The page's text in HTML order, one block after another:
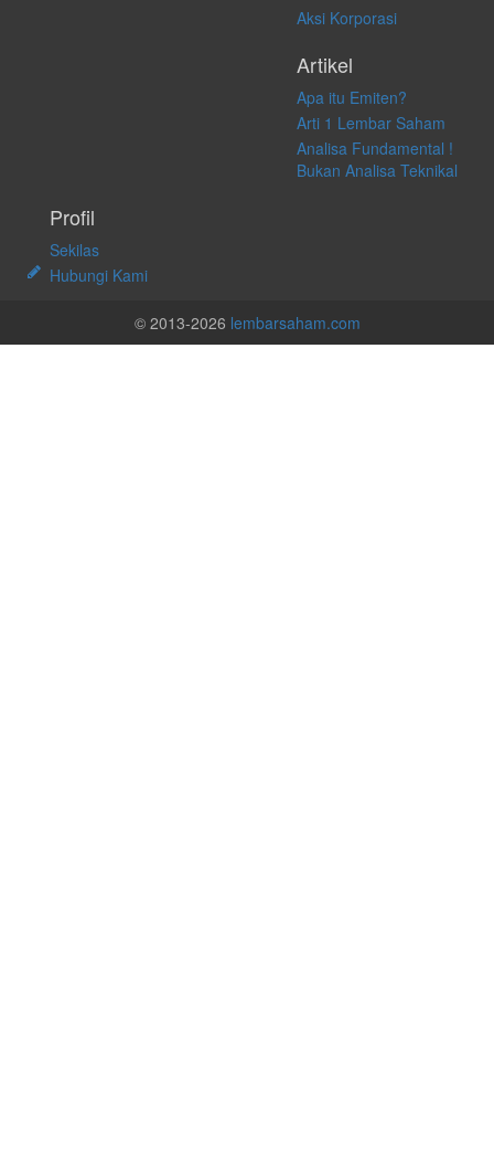
Aksi Korporasi
Artikel
Apa itu Emiten?
Arti 1 Lembar Saham
Analisa Fundamental !
Bukan Analisa Teknikal
Profil
Sekilas
Hubungi Kami
© 2013-2026 lembarsaham.com